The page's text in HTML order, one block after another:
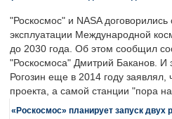
"Роскосмос" и NASA
эксплуатации Международной
до 2030 года. Об этом сообщил
"Роскосмоса" Дмитрий Баканов. И
Рогозин еще в 2014 году заявлял,
проекта, а самой станции "пора
«Роскосмос» планирует запуск двух